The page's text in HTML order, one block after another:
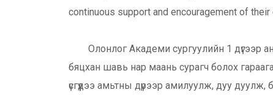
continuous support and encouragement of their
Олонлог Академи сургуулийн 1 дүгээр
бяцхан шавь нар маань сурагч болох
үсгүүдээ амьтны дүрээр амилуулж, дуу